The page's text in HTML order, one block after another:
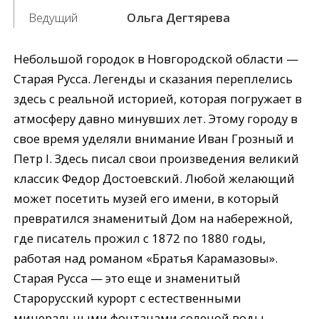
Ведущий
Ольга Дегтярева
Небольшой городок в Новгородской области —
Старая Русса. Легенды и сказания переплелись
здесь с реальной историей, которая погружает в
атмосферу давно минувших лет. Этому городу в
свое время уделяли внимание Иван Грозный и
Петр І. Здесь писал свои произведения великий
классик Федор Достоевский. Любой желающий
может посетить музей его имени, в который
превратился знаменитый Дом на набережной,
где писатель прожил с 1872 по 1880 годы,
работая над романом «Братья Карамазовы».
Старая Русса — это еще и знаменитый
Старорусский курорт с естественными